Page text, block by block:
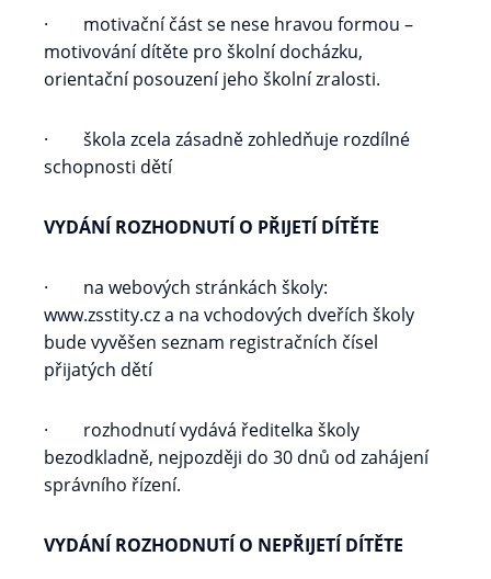
· motivační část se nese hravou formou –
motivování dítěte pro školní docházku,
orientační posouzení jeho školní zralosti.
· škola zcela zásadně zohledňuje rozdílné
schopnosti dětí
VYDÁNÍ ROZHODNUTÍ O PŘIJETÍ DÍTĚTE
· na webových stránkách školy:
www.zsstity.cz a na vchodových dveřích školy
bude vyvěšen seznam registračních čísel
přijatých dětí
· rozhodnutí vydává ředitelka školy
bezodkladně, nejpozději do 30 dnů od zahájení
správního řízení.
VYDÁNÍ ROZHODNUTÍ O NEPŘIJETÍ DÍTĚTE